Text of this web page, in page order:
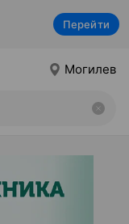
Перейти
Могилев